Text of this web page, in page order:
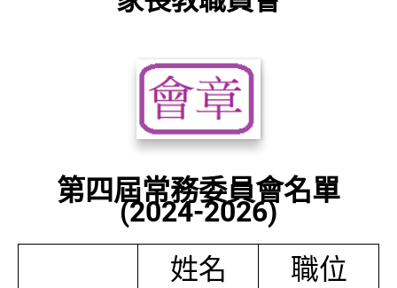
第四屆常務委員會名單
(2024-2026)
姓名
職位